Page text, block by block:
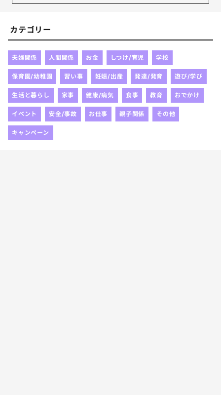
カテゴリー
夫婦関係 人間関係 お金 しつけ/育児 学校
保育園/幼稚園 習い事 妊娠/出産 発達/発育 遊び/学び
生活と暮らし 家事 健康/病気 食事 教育 おでかけ
イベント 安全/事故 お仕事 親子関係 その他
キャンペーン